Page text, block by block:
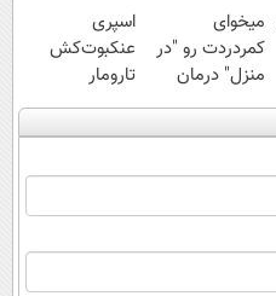
میخوای
کمردردت رو "در
منزل" درمان
کنی؟ (◂فیلم +
اسپری
عنکبوت‌‌کش
تارومار
ازبین‌برنده انواع